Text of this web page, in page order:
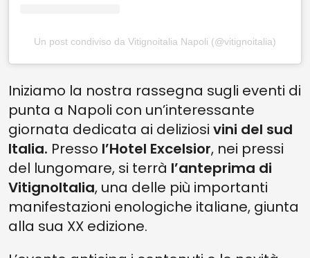
Un post condiviso da Vitignoitalia Napoli (@vitignoitalia)
Iniziamo la nostra rassegna sugli eventi di
punta a Napoli con un’interessante
giornata dedicata ai deliziosi vini del sud
Italia. Presso l’Hotel Excelsior, nei pressi
del lungomare, si terrà l’anteprima di
VitignoItalia, una delle più importanti
manifestazioni enologiche italiane, giunta
alla sua XX edizione.